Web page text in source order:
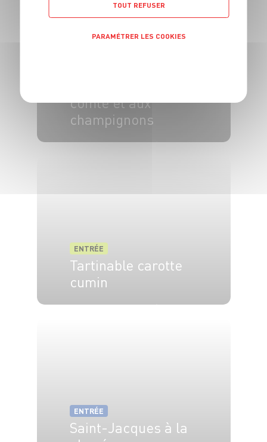
comté et aux
champignons
ENTRÉE
Tartinable carotte
cumin
ENTRÉE
Saint-Jacques à la
TOUT REFUSER
PARAMÉTRER LES COOKIES